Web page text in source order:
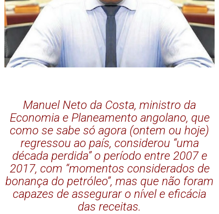
Manuel Neto da Costa, ministro da
Economia e Planeamento angolano, que
como se sabe só agora (ontem ou hoje)
regressou ao país, considerou “uma
década perdida” o período entre 2007 e
2017, com “momentos considerados de
bonança do petróleo”, mas que não foram
capazes de assegurar o nível e eficácia
das receitas.